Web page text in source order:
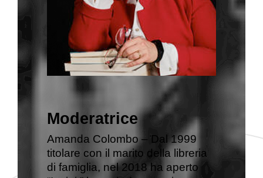
Moderatrice
Amanda Colombo – Dal 1999
titolare con il marito della libreria
di famiglia, nel 2018 ha aperto